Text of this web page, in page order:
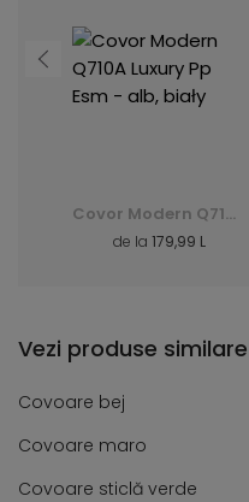
Covor Modern Q710A Luxury Pp Esm - alb, biały
de la 179,99 L
Vezi produse similare
Covoare bej
Covoare maro
Covoare sticlă verde